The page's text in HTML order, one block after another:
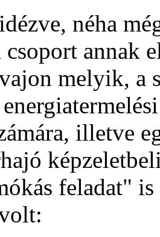
néha
annak
melyik, a
illetve
feladat"